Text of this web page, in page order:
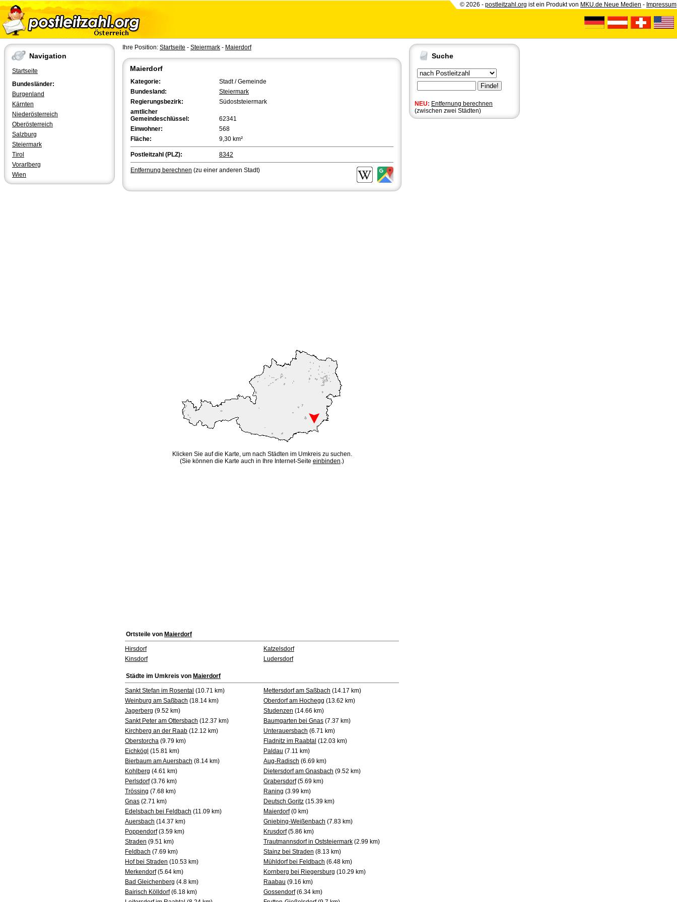
© 2026 - postleitzahl.org ist ein Produkt von MKU.de Neue Medien - Impressum
Navigation
Startseite
Bundesländer:
Burgenland
Kärnten
Niederösterreich
Oberösterreich
Salzburg
Steiermark
Tirol
Vorarlberg
Wien
Suche
NEU: Entfernung berechnen
(zwischen zwei Städten)
Ihre Position: Startseite - Steiermark - Maierdorf
Maierdorf
Kategorie:
Stadt / Gemeinde
Bundesland:
Steiermark
Regierungsbezirk:
Südoststeiermark
amtlicher
Gemeindeschlüssel:
62341
Einwohner:
568
Fläche:
9,30 km²
Postleitzahl (PLZ): 8342
Entfernung berechnen (zu einer anderen Stadt)
Klicken Sie auf die Karte, um nach Städten im Umkreis zu suchen.
(Sie können die Karte auch in Ihre Internet-Seite einbinden.)
Ortsteile von Maierdorf
Hirsdorf
Katzelsdorf
Kinsdorf
Ludersdorf
Städte im Umkreis von Maierdorf
Sankt Stefan im Rosental (10.71 km) Mettersdorf am Saßbach (14.17 km)
Weinburg am Saßbach (18.14 km) Oberdorf am Hochegg (13.62 km)
Jagerberg (9.52 km) Studenzen (14.66 km)
Sankt Peter am Ottersbach (12.37 km) Baumgarten bei Gnas (7.37 km)
Kirchberg an der Raab (12.12 km) Unterauersbach (6.71 km)
Oberstorcha (9.79 km) Fladnitz im Raabtal (12.03 km)
Eichkögl (15.81 km) Paldau (7.11 km)
Bierbaum am Auersbach (8.14 km) Aug-Radisch (6.69 km)
Kohlberg (4.61 km) Dietersdorf am Gnasbach (9.52 km)
Perlsdorf(3.76 km) Grabersdorf(5.69 km)
Trössing (7.68 km) Raning (3.99 km)
Gnas (2.71 km) Deutsch Goritz (15.39 km)
Edelsbach bei Feldbach (11.09 km) Maierdorf(0 km)
Auersbach (14.37 km) Gniebing-Weißenbach (7.83 km)
Poppendorf(3.59 km) Krusdorf(5.86 km)
Straden (9.51 km) Trautmannsdorf in Oststeiermark (2.99 km)
Feldbach (7.69 km) Stainz bei Straden (8.13 km)
Hof bei Straden (10.53 km) Mühldorf bei Feldbach (6.48 km)
Merkendorf(5.64 km) Kornberg bei Riegersburg (10.29 km)
Bad Gleichenberg (4.8 km) Raabau (9.16 km)
Bairisch Kölldorf(6.18 km) Gossendorf(6.34 km)